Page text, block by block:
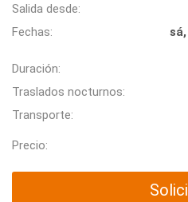
Salida desde:
Fechas:
Duración:
Traslados nocturnos:
Transporte:
Precio: